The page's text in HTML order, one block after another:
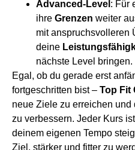
Advanced-Level : Für
ihre Grenzen weiter
mit anspruchsvolleren
deine
nächste Level bringen.
Egal, ob du gerade erst
fortgeschritten bist – Top Fit
neue Ziele zu erreichen
zu verbessern. Jeder Kurs
deinem eigenen Tempo
Ziel, stärker und fitter zu